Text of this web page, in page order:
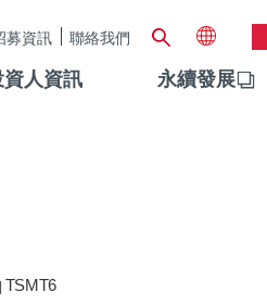
募資訊 聯絡我們
人資訊 永續發展
TSMT6